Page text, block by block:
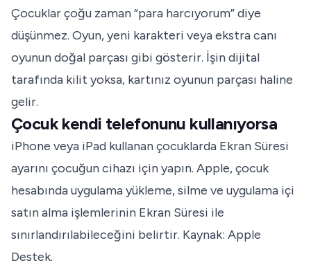
Çocuklar çoğu zaman “para harcıyorum” diye
düşünmez. Oyun, yeni karakteri veya ekstra canı
oyunun doğal parçası gibi gösterir. İşin dijital
tarafında kilit yoksa, kartınız oyunun parçası haline
gelir.
Çocuk kendi telefonunu kullanıyorsa
iPhone veya iPad kullanan çocuklarda Ekran Süresi
ayarını çocuğun cihazı için yapın. Apple, çocuk
hesabında uygulama yükleme, silme ve uygulama içi
satın alma işlemlerinin Ekran Süresi ile
sınırlandırılabileceğini belirtir. Kaynak: Apple
Destek.